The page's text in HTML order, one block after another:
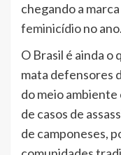
chegando a
feminicídiono ano.
O Brasil é ainda o
mata defensores
do meio
de casos de
de camponeses,